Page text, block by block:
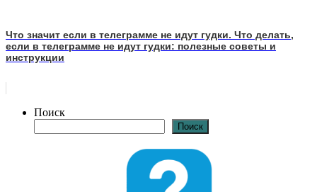
Что значит если в телеграмме не идут гудки. Что делать,
если в телеграмме не идут гудки: полезные советы и
инструкции
Поиск
Поиск